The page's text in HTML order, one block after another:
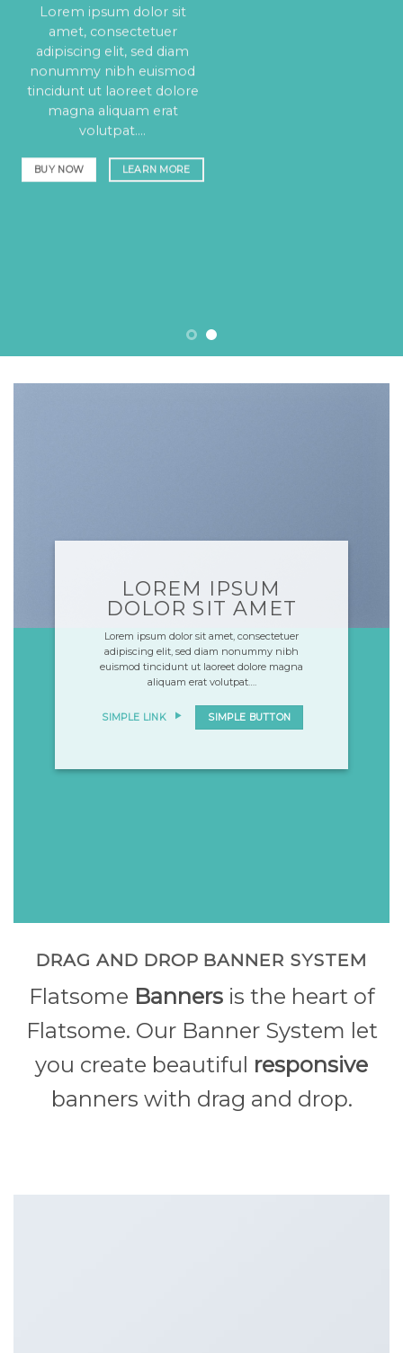
Lorem ipsum dolor sit
amet, consectetuer
adipiscing elit, sed diam
nonummy nibh euismod
tincidunt ut laoreet dolore
magna aliquam erat
volutpat….
BUY NOW LEARN MORE
LOREM IPSUM
DOLOR SIT AMET
Lorem ipsum dolor sit amet, consectetuer
adipiscing elit, sed diam nonummy nibh
euismod tincidunt ut laoreet dolore magna
aliquam erat volutpat….
SIMPLE LINK SIMPLE BUTTON
DRAG AND DROP BANNER SYSTEM
Flatsome Bannersis the heart of
Flatsome. Our Banner System let
you create beautiful responsive
banners with drag and drop.